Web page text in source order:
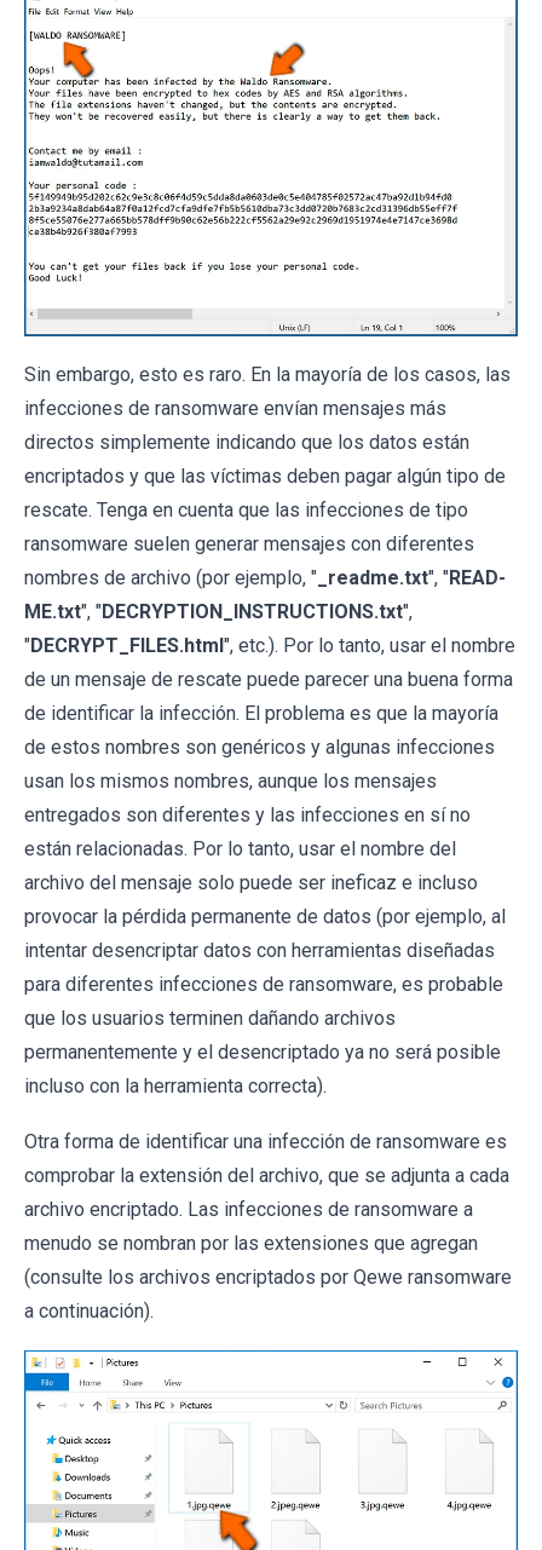
Sin embargo, esto es raro. En la mayoría de los casos, las
infecciones de ransomware envían mensajes más
directos simplemente indicando que los datos están
encriptados y que las víctimas deben pagar algún tipo de
rescate. Tenga en cuenta que las infecciones de tipo
ransomware suelen generar mensajes con diferentes
nombres de archivo (por ejemplo, " _readme.txt", "READ-
ME.txt", "DECRYPTION_INSTRUCTIONS.txt",
"DECRYPT_FILES.html", etc.). Por lo tanto, usar el nombre
de un mensaje de rescate puede parecer una buena forma
de identificar la infección. El problema es que la mayoría
de estos nombres son genéricos y algunas infecciones
usan los mismos nombres, aunque los mensajes
entregados son diferentes y las infecciones en sí no
están relacionadas. Por lo tanto, usar el nombre del
archivo del mensaje solo puede ser ineficaz e incluso
provocar la pérdida permanente de datos (por ejemplo, al
intentar desencriptar datos con herramientas diseñadas
para diferentes infecciones de ransomware, es probable
que los usuarios terminen dañando archivos
permanentemente y el desencriptado ya no será posible
incluso con la herramienta correcta).
Otra forma de identificar una infección de ransomware es
comprobar la extensión del archivo, que se adjunta a cada
archivo encriptado. Las infecciones de ransomware a
menudo se nombran por las extensiones que agregan
(consulte los archivos encriptados por Qewe ransomware
a continuación).